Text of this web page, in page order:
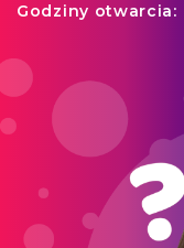
Godziny otwarcia: